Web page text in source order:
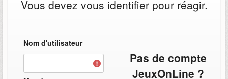
Vous devez vous identifier pour réagir.
Nom d'utilisateur
Pas de compte
JeuxOnLine ?